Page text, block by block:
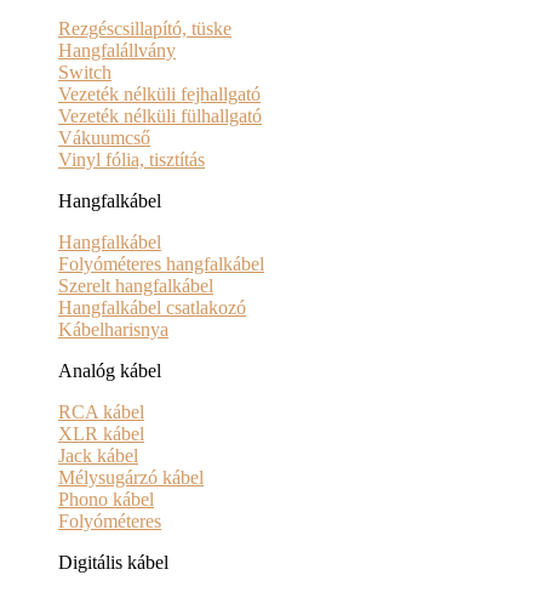
Rezgéscsillapító, tüske
Hangfalállvány
Switch
Vezeték nélküli fejhallgató
Vezeték nélküli fülhallgató
Vákuumcső
Vinyl fólia, tisztítás
Hangfalkábel
Hangfalkábel
Folyóméteres hangfalkábel
Szerelt hangfalkábel
Hangfalkábel csatlakozó
Kábelharisnya
Analóg kábel
RCA kábel
XLR kábel
Jack kábel
Mélysugárzó kábel
Phono kábel
Folyóméteres
Digitális kábel